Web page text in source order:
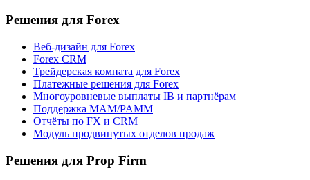
Решения для Forex
Веб-дизайн для Forex
Forex CRM
Трейдерская комната для Forex
Платежные решения для Forex
Многоуровневые выплаты IB и партнёрам
Поддержка MAM/PAMM
Отчёты по FX и CRM
Модуль продвинутых отделов продаж
Решения для Prop Firm